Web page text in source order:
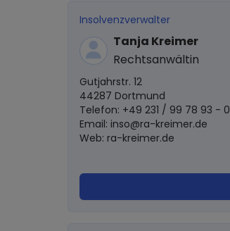
Insolvenzverwalter
Tanja Kreimer
Rechtsanwältin
Gutjahrstr. 12
44287 Dortmund
Telefon: +49 231 / 99 78 93 - 0
Email: inso@ra-kreimer.de
Web: ra-kreimer.de